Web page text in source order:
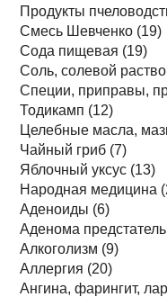
Продукты
Смесь Шевченко (19)
Сода пищевая (19)
Соль, солевой
Специи, приправы,
Тодикамп (12)
Целебные масла,
Чайный гриб (7)
Яблочный уксус (13)
Народная медицина
Аденоиды (6)
Аденома
Алкоголизм (9)
Аллергия (20)
Ангина, фарингит,